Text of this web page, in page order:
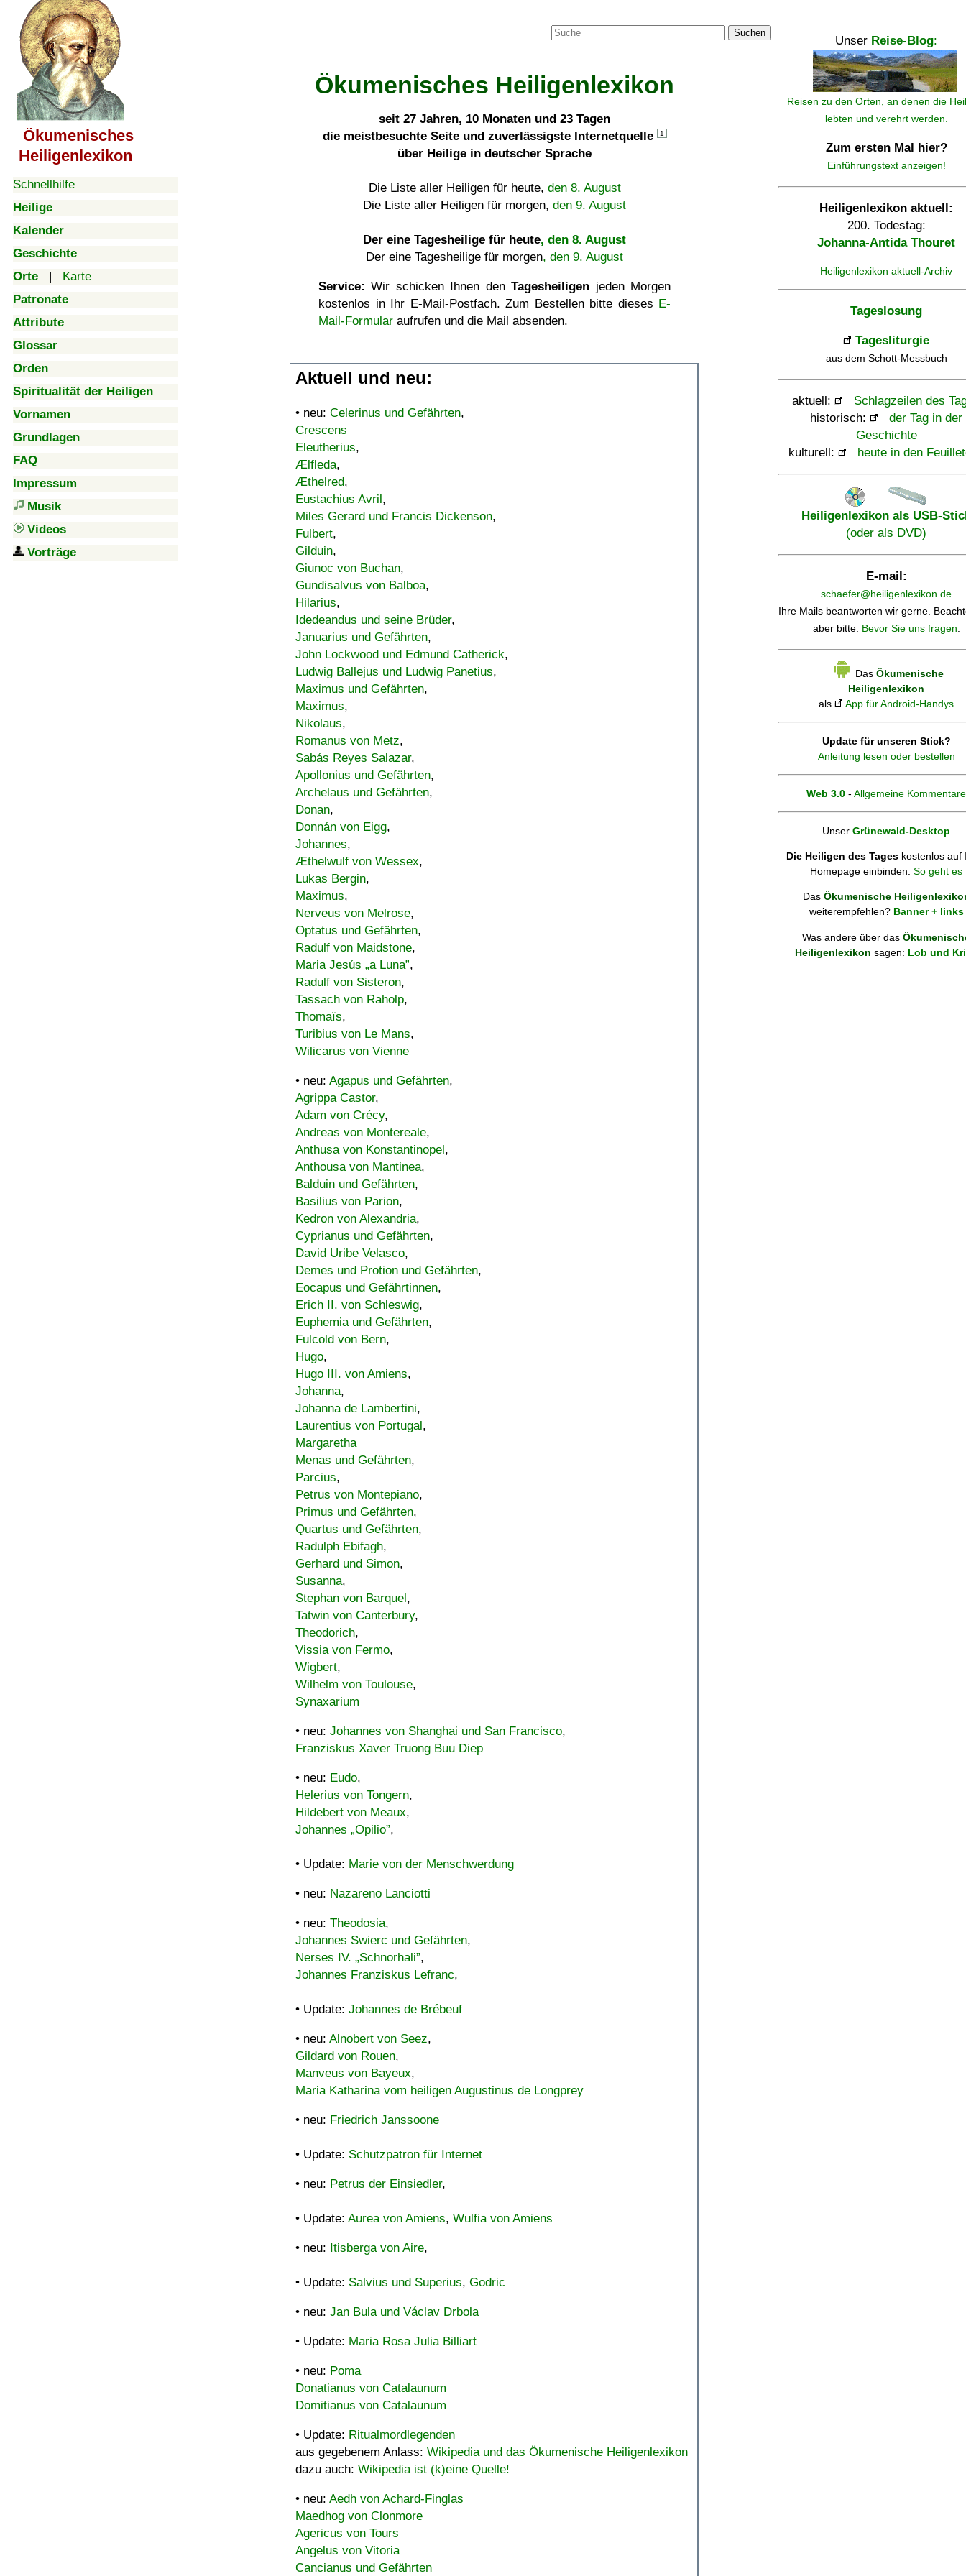
Ökumenisches
Heiligenlexikon
Schnellhilfe
Heilige
Kalender
Geschichte
Orte | Karte
Patronate
Attribute
Glossar
Orden
Spiritualität der Heiligen
Vornamen
Grundlagen
FAQ
Impressum
Musik
Videos
Vorträge
Suchen
Ökumenisches Heiligenlexikon
seit 27 Jahren, 10 Monaten und 23 Tagen
die meistbesuchte Seite und zuverlässigste Internetquelle
1
über Heilige in deutscher Sprache
Die Liste aller Heiligen für heute, den 8. August
Die Liste aller Heiligen für morgen, den 9. August
Der eine Tagesheilige für heute, den 8. August
Der eine Tagesheilige für morgen, den 9. August
Service: Wir schicken Ihnen denTagesheiligen jeden Morgen
kostenlos in Ihr E-Mail-Postfach. Zum Bestellen bitte dieses E-
Mail-Formular aufrufen und die Mail absenden.
Aktuell und neu:
• neu: Celerinus und Gefährten,
Crescens
Eleutherius,
Ælfleda,
Æthelred,
Eustachius Avril,
Miles Gerard und Francis Dickenson,
Fulbert,
Gilduin,
Giunoc von Buchan,
Gundisalvus von Balboa,
Hilarius,
Idedeandus und seine Brüder,
Januarius und Gefährten,
John Lockwood und Edmund Catherick,
Ludwig Ballejus und Ludwig Panetius,
Maximus und Gefährten,
Maximus,
Nikolaus,
Romanus von Metz,
Sabás Reyes Salazar,
Apollonius und Gefährten,
Archelaus und Gefährten,
Donan,
Donnán von Eigg,
Johannes,
Æthelwulf von Wessex,
Lukas Bergin,
Maximus,
Nerveus von Melrose,
Optatus und Gefährten,
Radulf von Maidstone,
Maria Jesús „a Luna”,
Radulf von Sisteron,
Tassach von Raholp,
Thomaïs,
Turibius von Le Mans,
Wilicarus von Vienne
• neu: Agapus und Gefährten,
Agrippa Castor,
Adam von Crécy,
Andreas von Montereale,
Anthusa von Konstantinopel,
Anthousa von Mantinea,
Balduin und Gefährten,
Basilius von Parion,
Kedron von Alexandria,
Cyprianus und Gefährten,
David Uribe Velasco,
Demes und Protion und Gefährten,
Eocapus und Gefährtinnen,
Erich II. von Schleswig,
Euphemia und Gefährten,
Fulcold von Bern,
Hugo,
Hugo III. von Amiens,
Johanna,
Johanna de Lambertini,
Laurentius von Portugal,
Margaretha
Menas und Gefährten,
Parcius,
Petrus von Montepiano,
Primus und Gefährten,
Quartus und Gefährten,
Radulph Ebifagh,
Gerhard und Simon,
Susanna,
Stephan von Barquel,
Tatwin von Canterbury,
Theodorich,
Vissia von Fermo,
Wigbert,
Wilhelm von Toulouse,
Synaxarium
• neu: Johannes von Shanghai und San Francisco,
Franziskus Xaver Truong Buu Diep
• neu: Eudo,
Helerius von Tongern,
Hildebert von Meaux,
Johannes „Opilio”,
• Update: Marie von der Menschwerdung
• neu: Nazareno Lanciotti
• neu: Theodosia,
Johannes Swierc und Gefährten,
Nerses IV. „Schnorhali”,
Johannes Franziskus Lefranc,
• Update: Johannes de Brébeuf
• neu: Alnobert von Seez,
Gildard von Rouen,
Manveus von Bayeux,
Maria Katharina vom heiligen Augustinus de Longprey
• neu: Friedrich Janssoone
• Update: Schutzpatron für Internet
• neu: Petrus der Einsiedler,
• Update: Aurea von Amiens, Wulfia von Amiens
• neu: Itisberga von Aire,
• Update: Salvius und Superius, Godric
• neu: Jan Bula und Václav Drbola
• Update: Maria Rosa Julia Billiart
• neu: Poma
Donatianus von Catalaunum
Domitianus von Catalaunum
• Update: Ritualmordlegenden
aus gegebenem Anlass: Wikipedia und das Ökumenische Heiligenlexikon
dazu auch: Wikipedia ist (k)eine Quelle!
• neu: Aedh von Achard-Finglas
Maedhog von Clonmore
Agericus von Tours
Angelus von Vitoria
Cancianus und Gefährten
Unser Reise-Blog:
Reisen zu den Orten, an denen die
lebten und verehrt werden.
Zum ersten Mal hier?
Einführungstext anzeigen!
Heiligenlexikon aktuell:
200. Todestag:
Johanna-Antida Thouret
Heiligenlexikon aktuell-Archiv
Tageslosung
Tagesliturgie
aus dem Schott-Messbuch
aktuell:
Schlagzeilen des
historisch:
der Tag in der
Geschichte
kulturell:
heute in den
Heiligenlexikon als USB-
(oder als DVD)
E-mail:
schaefer@heiligenlexikon.de
Ihre Mails beantworten wir gerne.
aber bitte: Bevor Sie uns fragen.
Das Ökumenische
Heiligenlexikon
als
App für Android-Handys
Update für unseren Stick?
Anleitung lesen oder bestellen
Web 3.0 - Allgemeine Kommentare
Unser Grünewald-Desktop
Die Heiligen des Tages kostenlos auf
Homepage einbinden: So geht es
Das Ökumenische
weiterempfehlen? Banner + links
Was andere über das
Heiligenlexikon sagen: Lob und